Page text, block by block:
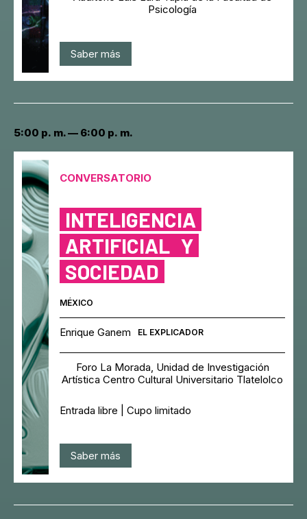
Psicología
Saber más
5:00 p. m. — 6:00 p. m.
CONVERSATORIO
INTELIGENCIA
ARTIFICIAL Y
SOCIEDAD
MÉXICO
Enrique Ganem EL EXPLICADOR
Foro La Morada, Unidad de Investigación
Artística Centro Cultural Universitario Tlatelolco
Entrada libre | Cupo limitado
Saber más